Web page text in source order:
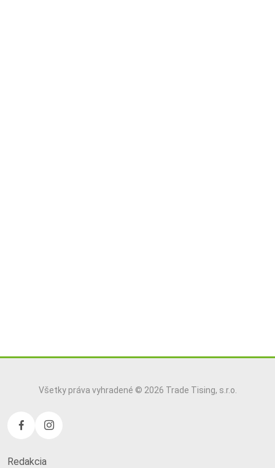
Všetky práva vyhradené © 2026 Trade Tising, s.r.o.
Redakcia